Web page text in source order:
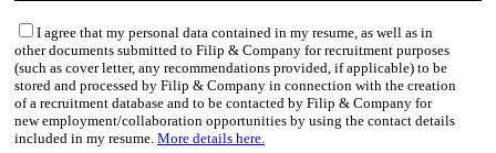
I agree that my personal data contained in my resume, as well as in
other documents submitted to Filip & Company for recruitment purposes
(such as cover letter, any recommendations provided, if applicable) to be
stored and processed by Filip & Company in connection with the creation
of a recruitment database and to be contacted by Filip & Company for
new employment/collaboration opportunities by using the contact details
included in my resume. More details here.